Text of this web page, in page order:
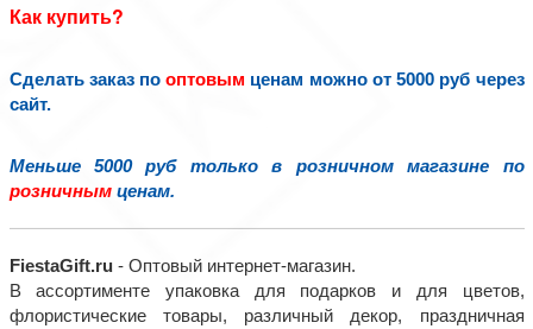
Как купить?
Сделать заказ пооптовым ценам можно от 5000 руб через
сайт.
Меньше 5000 руб только в розничном магазине по
розничнымценам.
FiestaGift.ru - Оптовый интернет-магазин.
В ассортименте упаковка для подарков и для цветов,
флористические товары, различный декор, праздничная